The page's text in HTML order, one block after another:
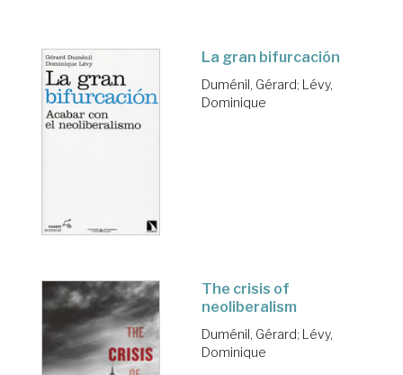
La gran bifurcación
Duménil, Gérard; Lévy,
Dominique
The crisis of
neoliberalism
Duménil, Gérard; Lévy,
Dominique